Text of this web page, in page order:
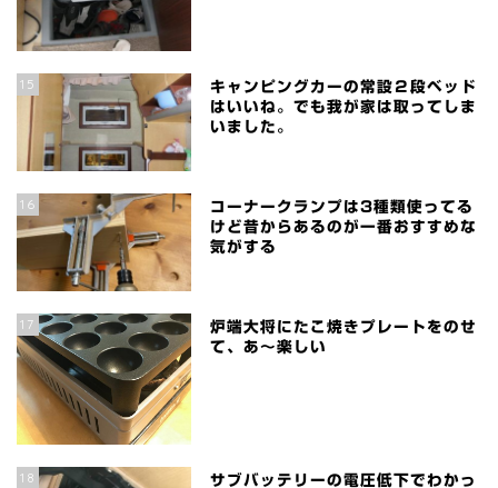
15
キャンピングカーの常設２段ベッド
はいいね。でも我が家は取ってしま
いました。
16
コーナークランプは3種類使ってる
けど昔からあるのが一番おすすめな
気がする
17
炉端大将にたこ焼きプレートをのせ
て、あ～楽しい
18
サブバッテリーの電圧低下でわかっ